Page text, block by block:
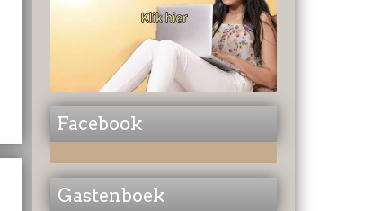
Facebook
Gastenboek